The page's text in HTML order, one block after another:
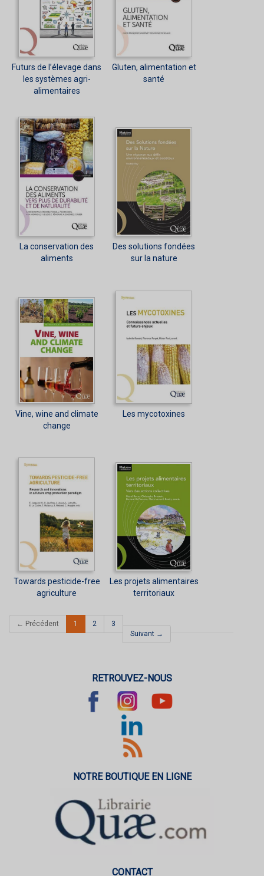
Futurs de l’élevage dans
les systèmes agri-
alimentaires
Gluten, alimentation et
santé
La conservation des
aliments
Des solutions fondées
sur la nature
Vine, wine and climate
change
Les mycotoxines
Towards pesticide-free
agriculture
Les projets alimentaires
territoriaux
← Précédent 1 (current)
2
3
Suivant →
RETROUVEZ-NOUS
NOTRE BOUTIQUE EN LIGNE
CONTACT